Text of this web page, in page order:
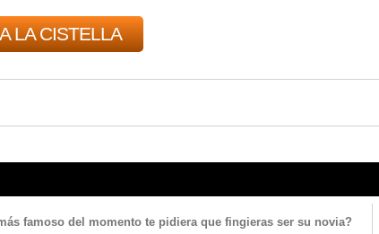
LA CISTELLA
famoso del momento te pidiera que fingieras ser su novia?